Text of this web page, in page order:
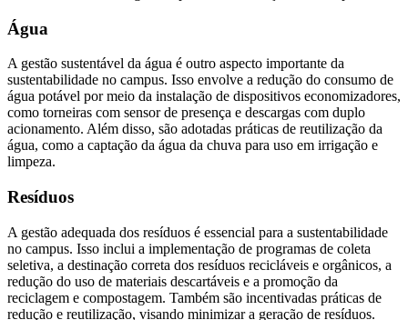
Água
A gestão sustentável da água é outro aspecto importante da
sustentabilidade no campus. Isso envolve a redução do consumo de
água potável por meio da instalação de dispositivos economizadores,
como torneiras com sensor de presença e descargas com duplo
acionamento. Além disso, são adotadas práticas de reutilização da
água, como a captação da água da chuva para uso em irrigação e
limpeza.
Resíduos
A gestão adequada dos resíduos é essencial para a sustentabilidade
no campus. Isso inclui a implementação de programas de coleta
seletiva, a destinação correta dos resíduos recicláveis e orgânicos, a
redução do uso de materiais descartáveis e a promoção da
reciclagem e compostagem. Também são incentivadas práticas de
redução e reutilização, visando minimizar a geração de resíduos.